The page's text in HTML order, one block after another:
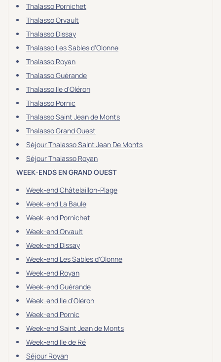
Thalasso Pornichet
Thalasso Orvault
Thalasso Dissay
Thalasso Les Sables d'Olonne
Thalasso Royan
Thalasso Guérande
Thalasso Ile d'Oléron
Thalasso Pornic
Thalasso Saint Jean de Monts
Thalasso Grand Ouest
Séjour Thalasso Saint Jean De Monts
Séjour Thalasso Royan
WEEK-ENDS EN GRAND OUEST
Week-end Châtelaillon-Plage
Week-end La Baule
Week-end Pornichet
Week-end Orvault
Week-end Dissay
Week-end Les Sables d'Olonne
Week-end Royan
Week-end Guérande
Week-end Ile d'Oléron
Week-end Pornic
Week-end Saint Jean de Monts
Week-end Ile de Ré
Séjour Royan